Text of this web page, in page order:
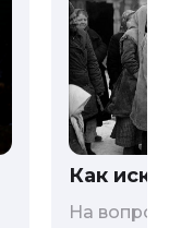
Как
На вопрос